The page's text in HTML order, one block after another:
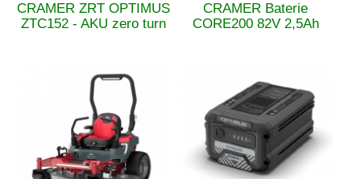
CRAMER ZRT OPTIMUS
ZTC152 - AKU zero turn
CRAMER Baterie
CORE200 82V 2,5Ah